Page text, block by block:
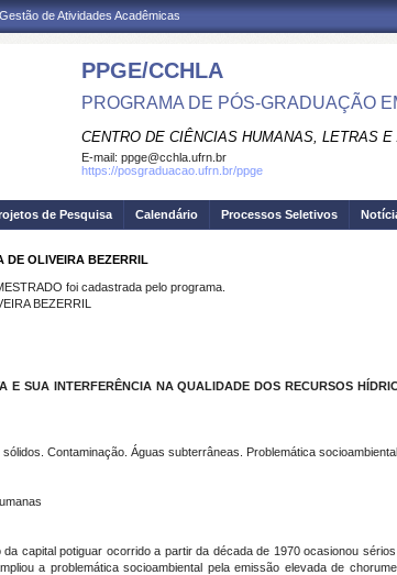
de Atividades Acadêmicas
PPGE/CCHLA
PROGRAMA DE PÓS-GRADUAÇÃO
CENTRO DE CIÊNCIAS HUMANAS, LETRAS E
E-mail: ppge@cchla.ufrn.br
https://posgraduacao.ufrn.br/ppge
de Pesquisa Calendário Processos Seletivos
DE OLIVEIRA BEZERRIL
foi cadastrada pelo programa.
BEZERRIL
E SUA INTERFERÊNCIA NA QUALIDADE DOS RECURSOS
Contaminação. Águas subterrâneas. Problemática socioambiental.
capital potiguar ocorrido a partir da década de 1970 ocasionou
a problemática socioambiental pela emissão elevada de